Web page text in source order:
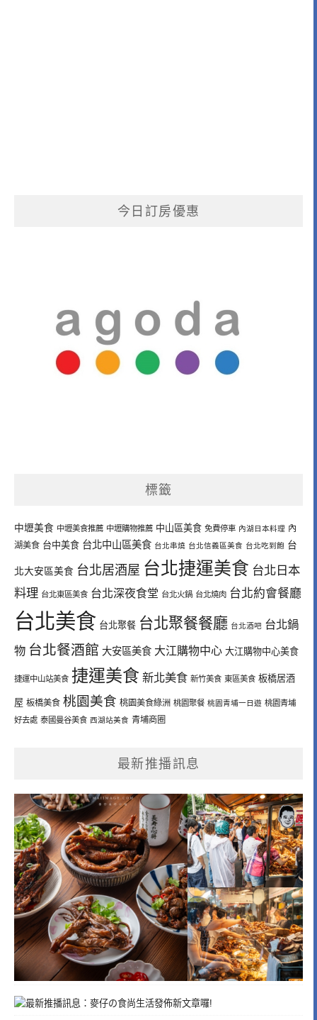
今日訂房優惠
標籤
中壢美食 中壢美食推薦 中壢購物推薦 中山區美食 免費停車 內湖日本料理 內
湖美食 台中美食 台北中山區美食 台北串燒 台北信義區美食 台北吃到飽 台
北大安區美食 台北居酒屋 台北捷運美食 台北日本
料理 台北東區美食 台北深夜食堂 台北火鍋 台北燒肉 台北約會餐廳
台北美食 台北聚餐 台北聚餐餐廳 台北酒吧 台北鍋
物 台北餐酒館 大安區美食 大江購物中心 大江購物中心美食
捷運中山站美食 捷運美食 新北美食 新竹美食 東區美食 板橋居酒
屋 板橋美食 桃園美食 桃園美食綠洲 桃園聚餐 桃園青埔一日遊 桃園青埔
好去處 泰國曼谷美食 西湖站美食 青埔商圈
最新推播訊息